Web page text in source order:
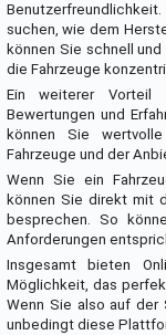
suchen, wie dem
können Sie schnell
die Fahrzeuge
Ein weiterer Vorteil
Bewertungen und
können Sie
Fahrzeuge und der
Wenn Sie ein
können Sie direkt mit
besprechen. So
Anforderungen
Insgesamt bieten
Möglichkeit, das
Wenn Sie also auf der
unbedingt diese